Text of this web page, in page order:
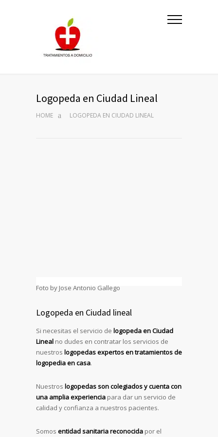
Logopeda en Ciudad Lineal
HOME LOGOPEDA EN CIUDAD LINEAL
Foto by Jose Antonio Gallego
Logopeda en Ciudad lineal
Si necesitas el servicio de logopeda en Ciudad
Lineal no dudes en contratar los servicios de
nuestros logopedas expertos en tratamientos de
logopedia en casa.
Nuestros logopedas son colegiados y cuenta con
una amplia experiencia para dar un servicio de
calidad y confianza a nuestros pacientes.
Somos entidad sanitaria reconocida por el